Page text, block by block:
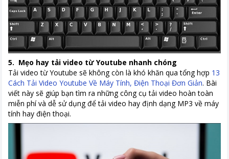
5. Mẹo hay tải video từ Youtube nhanh chóng
Tải video từ Youtube sẽ không còn là khó khăn qua tổng hợp 13
Cách Tải Video Youtube Về Máy Tính, Điện Thoại Đơn Giản. Bài
viết này sẽ giúp bạn tìm ra những công cụ tải video hoàn toàn
miễn phí và dễ sử dụng để tải video hay định dạng MP3 về máy
tính hay điện thoại.